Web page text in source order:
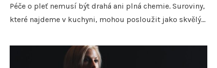
Péče o pleť nemusí být drahá ani plná chemie. Suroviny,
které najdeme v kuchyni, mohou posloužit jako skvělý…